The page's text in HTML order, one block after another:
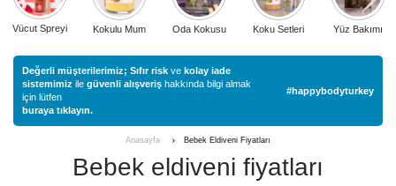
Vücut Spreyi Kokulu Mum Oda Kokusu Koku Setleri Yüz Bakımı
Değerli müşterilerimiz; Sıfır risk ve kolay iade
sistemimiz ile güvenli alışveriş hakkında bilgi almak
için lütfen
buraya tıklayın.
#happybodyturkey
Anasayfa Bebek Eldiveni Fiyatları
Bebek eldiveni fiyatları